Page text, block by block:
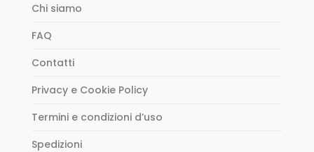
Chi siamo
FAQ
Contatti
Privacy e Cookie Policy
Termini e condizioni d’uso
Spedizioni